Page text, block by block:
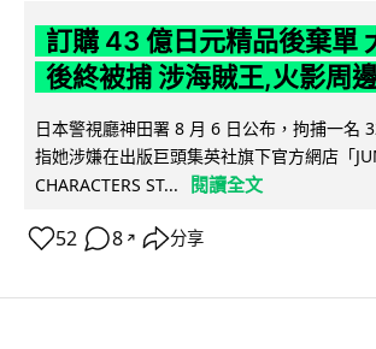
訂購 43 億日元精品後棄單
後終被捕 涉海賊王,火影周
日本警視廳神田署 8 月 6 日公布，拘捕一名
指她涉嫌在出版巨頭集英社旗下官方網店「
CHARACTERS ST...
閱讀全文
52 8 ↗ 分享